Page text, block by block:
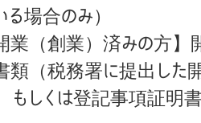
る場合のみ）
開業（創業）済みの方
類（税務署に提出した
もしくは登記事項証明